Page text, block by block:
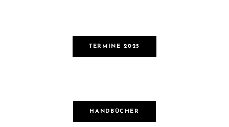
TERMINE 2025
HANDBÜCHER